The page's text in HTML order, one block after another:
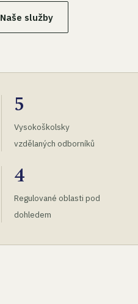
Naše služby
5
Vysokoškolsky
vzdělaných odborníků
4
Regulované oblasti pod
dohledem